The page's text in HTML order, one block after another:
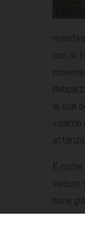
con la
le sue
E
bene
Egli